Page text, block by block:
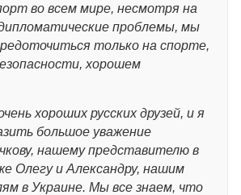
во всем мире, несмотря на
проблемы, мы
только на спорте,
хорошем
хороших русских друзей, и я
большое уважение
нашему представителю в
Олегу и Александру, нашим
в Украине. Мы все знаем, что